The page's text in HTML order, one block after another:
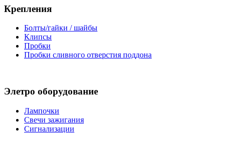
Крепления
Болты/гайки / шайбы
Клипсы
Пробки
Пробки сливного отверстия поддона
Элетро оборудование
Лампочки
Свечи зажигания
Сигнализации